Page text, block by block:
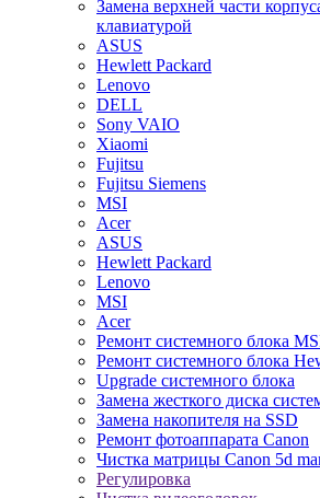
Замена верхней части
клавиатурой
ASUS
Hewlett Packard
Lenovo
DELL
Sony VAIO
Xiaomi
Fujitsu
Fujitsu Siemens
MSI
Acer
ASUS
Hewlett Packard
Lenovo
MSI
Acer
Ремонт системного блока
Ремонт системного блока
Upgrade системного блока
Замена жесткого диска
Замена накопителя на SSD
Ремонт фотоаппарата Canon
Чистка матрицы Canon 5d
Регулировка